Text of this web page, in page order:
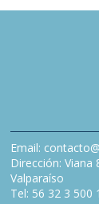
Email:
Dirección: Viana
Valparaíso
Tel: 56 32 3 500